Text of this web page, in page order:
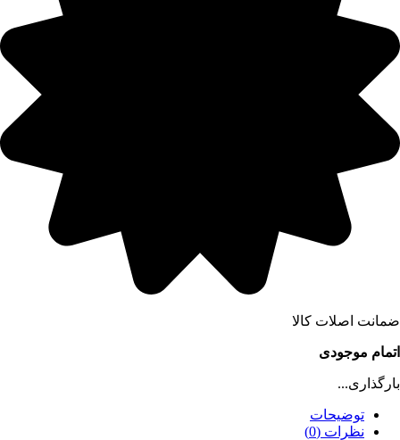
ضمانت اصلات کالا
اتمام موجودی
بارگذاری...
توضیحات
نظرات (0)